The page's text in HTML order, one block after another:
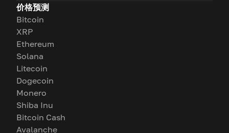
价格预测
Bitcoin
XRP
Ethereum
Solana
Litecoin
Dogecoin
Monero
Shiba Inu
Bitcoin Cash
Avalanche